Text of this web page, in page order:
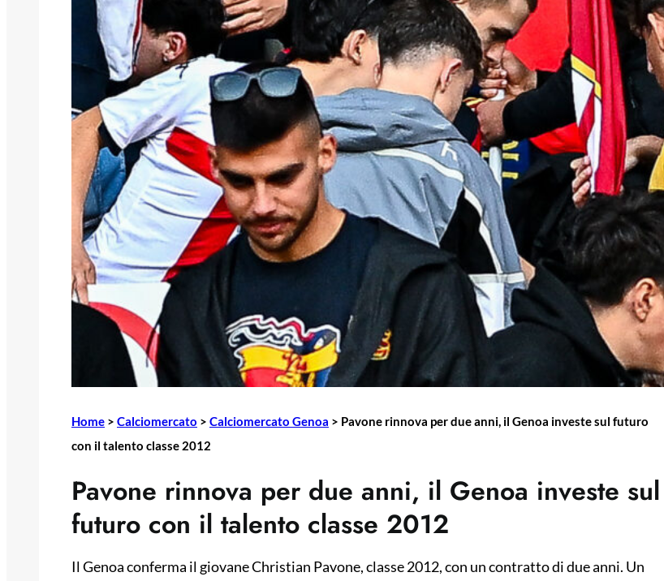
Home > Calciomercato > Calciomercato Genoa > Pavone rinnova per due anni, il Genoa investe sul futuro
con il talento classe 2012
Pavone rinnova per due anni, il Genoa investe sul
futuro con il talento classe 2012
Il Genoa conferma il giovane Christian Pavone, classe 2012, con un contratto di due anni. Un